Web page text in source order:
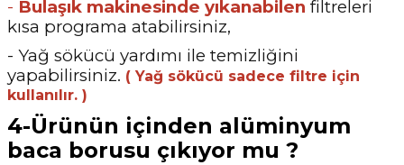
- Bulaşık makinesinde yıkanabilen filtreleri
kısa programa atabilirsiniz,
- Yağ sökücü yardımı ile temizliğini
yapabilirsiniz. ( Yağ sökücü sadece filtre için
kullanılır. )
4-Ürünün içinden alüminyum
baca borusu çıkıyor mu ?